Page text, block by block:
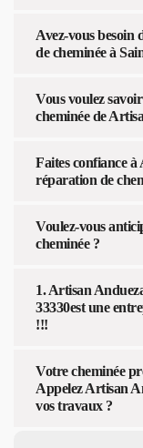
Avez-vous
de cheminée à
Vous voulez
cheminée de
Faites confiance
réparation de
Voulez-vous
cheminée ?
1. Artisan
33330est une
!!!
Votre cheminée
Appelez Artisan
vos travaux ?